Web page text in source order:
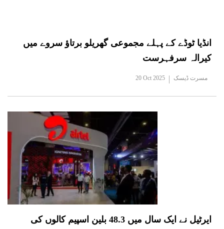
انڈیا ٹوڈے کے پہلے مجموعی گھریلو برتاؤ سروے میں
کیرالہ سرفہرست
20 Oct 2025 مسرت ڈیسک
ایرٹیل نے ایک سال میں 48.3 بلین اسپیم کالوں کی